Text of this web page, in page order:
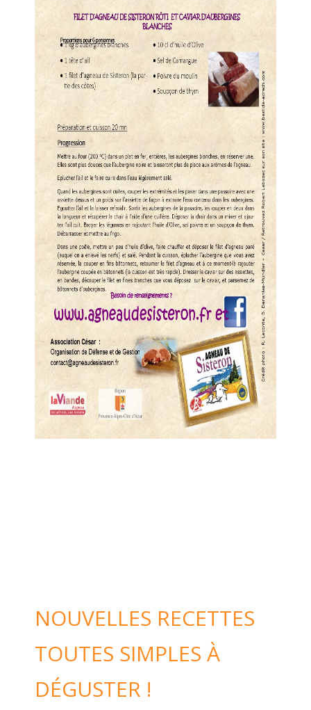
NOUVELLES RECETTES
TOUTES SIMPLES À
DÉGUSTER !